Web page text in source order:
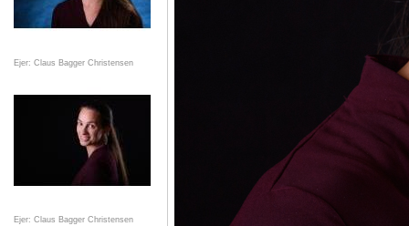
Ejer: Claus Bagger Christensen
Ejer: Claus Bagger Christensen